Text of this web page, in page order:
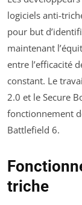
logiciels anti-
pour but
maintenant
entre l’efficacité
constant. Le
2.0 et le Secure
fonctionnement
Battlefield 6.
triche